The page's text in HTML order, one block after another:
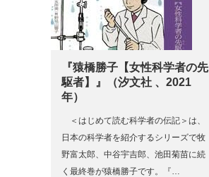
『猿橋勝子【女性科学者の先
駆者】』（汐文社 、2021
年）
＜はじめて読む科学者の伝記＞は、
日本の科学者を紹介するシリーズで牧
野富太郎、中谷宇吉郎、池田菊苗に続
く最終巻が猿橋勝子です。『…